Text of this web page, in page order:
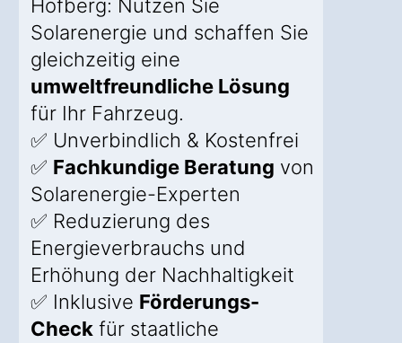
Hofberg: Nutzen Sie
Solarenergie und schaffen Sie
gleichzeitig eine
umweltfreundliche Lösung
für Ihr Fahrzeug.
✅ Unverbindlich & Kostenfrei
✅ Fachkundige Beratung von
Solarenergie-Experten
✅ Reduzierung des
Energieverbrauchs und
Erhöhung der Nachhaltigkeit
✅ Inklusive Förderungs-
Check für staatliche